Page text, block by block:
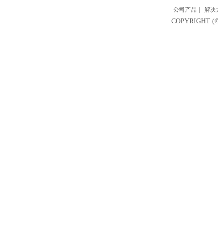
公司产品 解决
COPYRIGHT